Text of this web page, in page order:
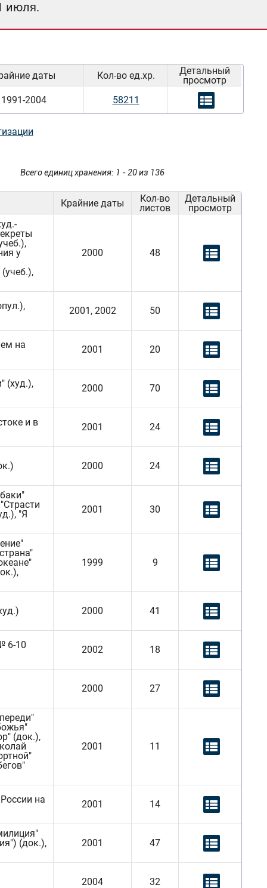
июля.
даты Кол-во ед.хр.
Детальный
просмотр
1991-2004
58211
Всего единиц хранения: 1 - 20 из 136
Крайние даты
Кол-во
листов
Детальный
просмотр
у
2000 48
2001, 2002 50
на 2001 20
(худ.), 2000 70
и в 2001 24
2000 24
"Я
2001 30
1999 9
2000 41
6-10 2002 18
2000 27
(док.),
2001 11
на 2001 14
(док.),
2001 47
2004 32